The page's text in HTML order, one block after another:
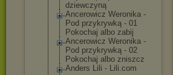
dziewczyną
Ancerowicz Weronika -
Pod przykrywką - 01
Pokochaj albo zabij
Ancerowicz Weronika -
Pod przykrywką - 02
Pokochaj albo zniszcz
Anders Lili - Lili.com